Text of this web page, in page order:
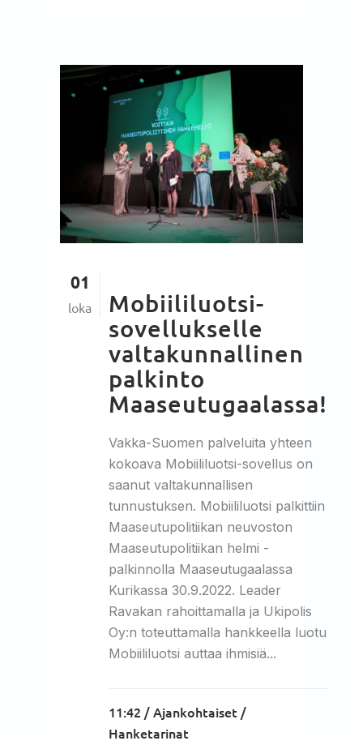
01
loka
Mobiililuotsi-
sovellukselle
valtakunnallinen
palkinto
Maaseutugaalassa!
Vakka-Suomen palveluita yhteen
kokoava Mobiililuotsi-sovellus on
saanut valtakunnallisen
tunnustuksen. Mobiililuotsi palkittiin
Maaseutupolitiikan neuvoston
Maaseutupolitiikan helmi -
palkinnolla Maaseutugaalassa
Kurikassa 30.9.2022. Leader
Ravakan rahoittamalla ja Ukipolis
Oy:n toteuttamalla hankkeella luotu
Mobiililuotsi auttaa ihmisiä...
11:42 /Ajankohtaiset /
Hanketarinat